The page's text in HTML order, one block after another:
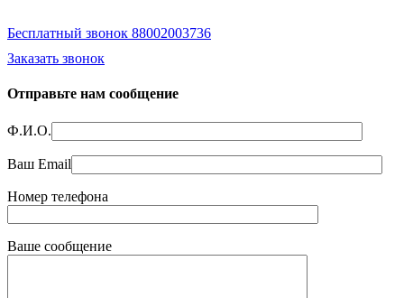
Бесплатный звонок 88002003736
Заказать звонок
Отправьте нам сообщение
Ф.И.О.
Ваш Email
Номер телефона
Ваше сообщение